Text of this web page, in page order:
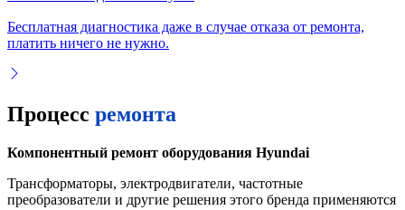
Бесплатная диагностика даже в случае отказа от ремонта,
платить ничего не нужно.
Процесс ремонта
Компонентный ремонт оборудования Hyundai
Трансформаторы, электродвигатели, частотные
преобразователи и другие решения этого бренда применяются